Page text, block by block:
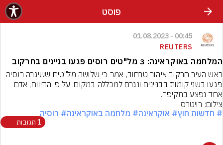
פוסט
00:45 - 01.08.2023
REUTERS
המלחמה באוקראינה: 3 מל"טים רוסים פגעו בניינים בחרקוב
אחד נפצע בתקיפה.
צילום: רויטרס
# חדשות חוץ# אוקראינה# מלחמה באוקראינה# רוסיה
1 תגובות